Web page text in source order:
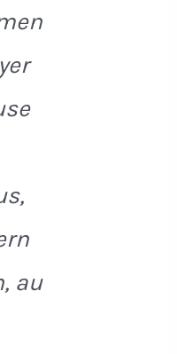
au